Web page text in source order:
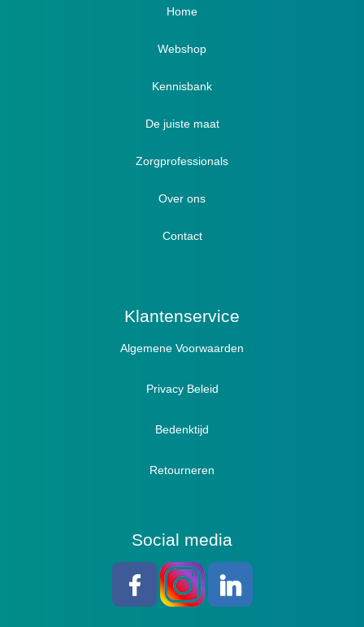
Home
Webshop
Verbandschoenen / Verbandsloffen
Luxe verbandschoenen / stretch (Hallux)
Diabetici
Winterboots
Lymph / Oedeem
Actief
Pantoffels
Sandalen
Kennisbank
Diabetici
Oedeem
Hallux Valgus
Hamertenen
De juiste maat
Zorgprofessionals
Over ons
Contact
Klantenservice
Algemene Voorwaarden
Privacy Beleid
Bedenktijd
Retourneren
Social media